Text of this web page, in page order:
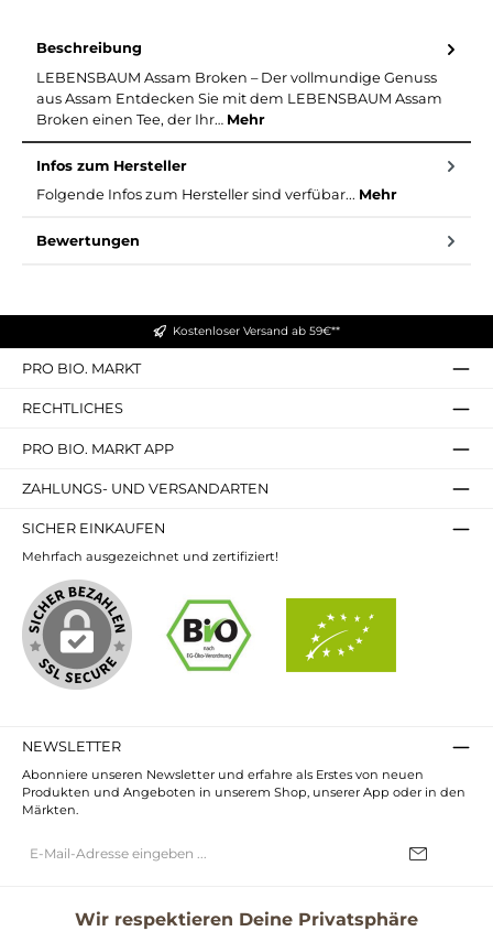
Beschreibung
LEBENSBAUM Assam Broken – Der vollmundige Genuss
aus Assam Entdecken Sie mit dem LEBENSBAUM Assam
Broken einen Tee, der Ihr… Mehr
Infos zum Hersteller
Folgende Infos zum Hersteller sind verfübar... Mehr
Bewertungen
Kostenloser Versand ab 59€**
PRO BIO. MARKT
RECHTLICHES
PRO BIO. MARKT APP
ZAHLUNGS- UND VERSANDARTEN
SICHER EINKAUFEN
Mehrfach ausgezeichnet und zertifiziert!
NEWSLETTER
Abonniere unseren Newsletter und erfahre als Erstes von neuen
Produkten und Angeboten in unserem Shop, unserer App oder in den
Märkten.
Mail-
Wir respektieren Deine Privatsphäre